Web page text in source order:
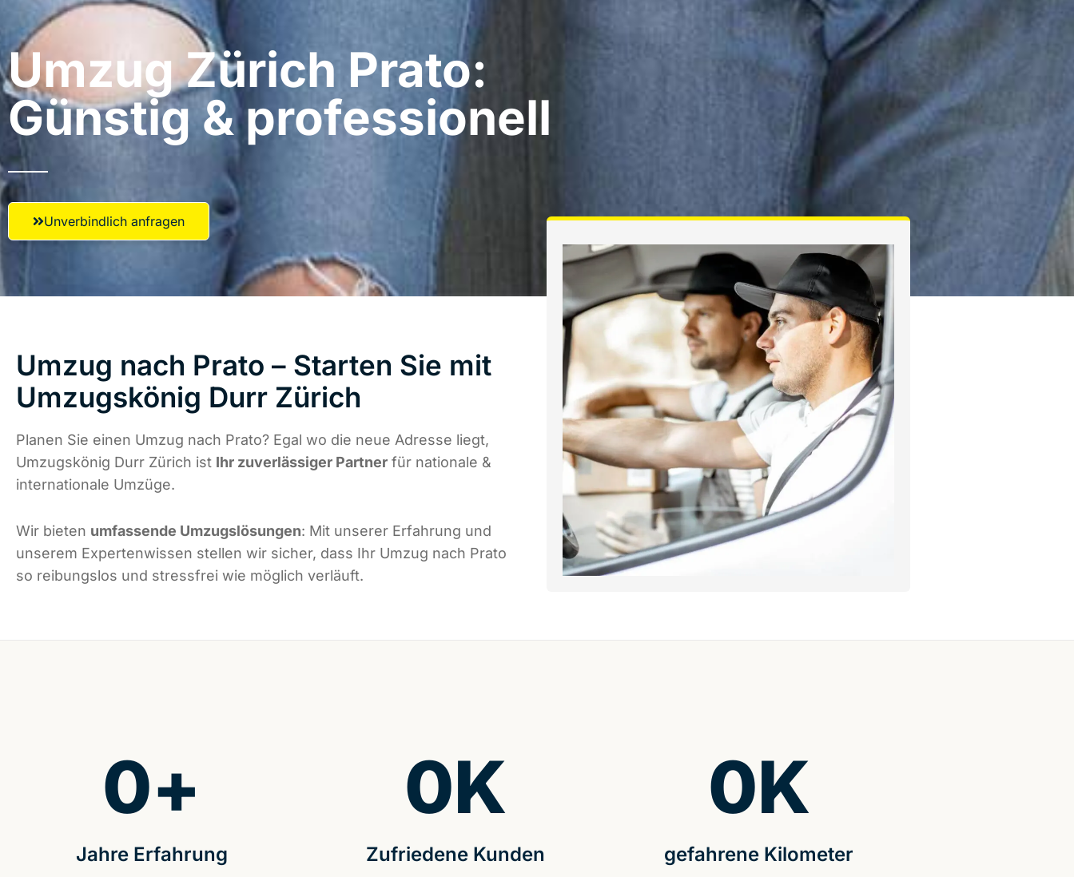
Umzug Zürich​ Prato:
Günstig & professionell​
Unverbindlich anfragen
Umzug nach Prato – Starten Sie mit
Umzugskönig Durr Zürich
Planen Sie einen Umzug nach Prato? Egal wo die neue Adresse liegt,
Umzugskönig Durr Zürich ist Ihr zuverlässiger Partner für nationale &
internationale Umzüge.
Wir bieten umfassende Umzugslösungen: Mit unserer Erfahrung und
unserem Expertenwissen stellen wir sicher, dass Ihr Umzug nach Prato
so reibungslos und stressfrei wie möglich verläuft.
Jahre Erfahrung
0+
Zufriedene Kunden
0K
gefahrene Kilometer
0K